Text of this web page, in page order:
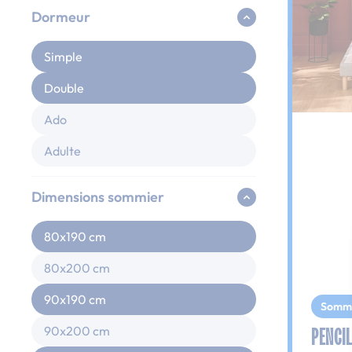
Dormeur
Simple
Double
Ado
Adulte
Dimensions sommier
80x190 cm
80x200 cm
90x190 cm
90x200 cm
PENCIL